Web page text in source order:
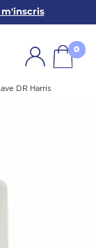
m'inscris
0
DR Harris